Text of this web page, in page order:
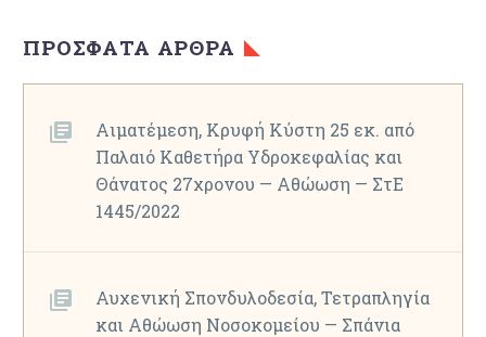
ΠΡΌΣΦΑΤΑ ΆΡΘΡΑ
Αιματέμεση, Κρυφή Κύστη 25 εκ. από
Παλαιό Καθετήρα Υδροκεφαλίας και
Θάνατος 27χρονου — Αθώωση — ΣτΕ
1445/2022
Αυχενική Σπονδυλοδεσία, Τετραπληγία
και Αθώωση Νοσοκομείου — Σπάνια